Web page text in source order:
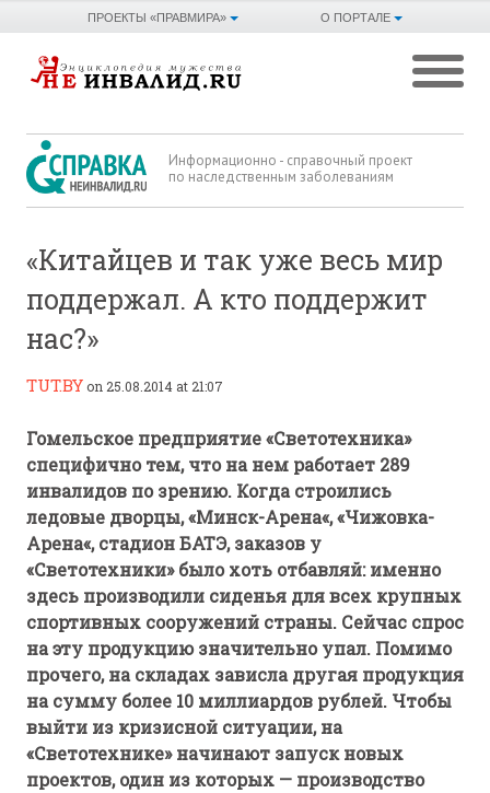
О ПОРТАЛЕ
ПРОЕКТЫ «ПРАВМИРА»
Информационно - справочный проект
по наследственным заболеваниям
«Китайцев и так уже весь мир
поддержал. А кто поддержит
нас?»
TUT.BYon 25.08.2014 at 21:07
Гомельское предприятие «Светотехника»
специфично тем, что на нем работает 289
инвалидов по зрению. Когда строились
ледовые дворцы,«Минск-Арена«,«Чижовка-
Арена«, стадион БАТЭ, заказов у
«Светотехники» было хоть отбавляй: именно
здесь производили сиденья для всех крупных
спортивных сооружений страны. Сейчас спрос
на эту продукцию значительно упал. Помимо
прочего, на складах зависла другая продукция
на сумму более 10 миллиардов рублей. Чтобы
выйти из кризисной ситуации, на
«Светотехнике» начинают запуск новых
проектов, один из которых — производство